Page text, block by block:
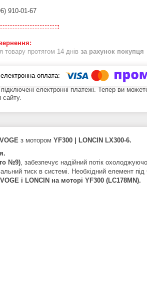
910-01-67
товару протягом 14 днів за рахунок покупця
підключені електронні платежі. Тепер ви
VOGE з мотором YF300
| LONCIN LX300-6.
№9) , забезпечує надійний потік
тиск в системі. Необхідний елемент
VOGE і LONCIN на моторі YF300 (LC178MN).